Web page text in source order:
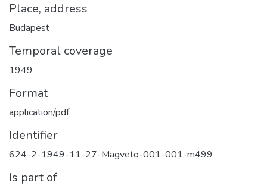
Place, address
Budapest
Temporal coverage
1949
Format
application/pdf
Identifier
624-2-1949-11-27-Magveto-001-001-m499
Is part of